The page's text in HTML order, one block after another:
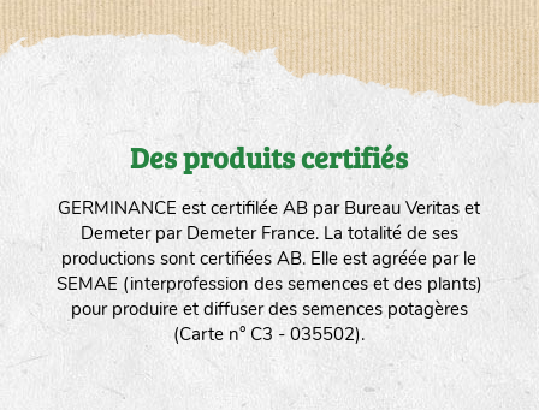
Des produits certifiés
GERMINANCE est certifilée AB par Bureau Veritas et
Demeter par Demeter France. La totalité de ses
productions sont certifiées AB. Elle est agréée par le
SEMAE (interprofession des semences et des plants)
pour produire et diffuser des semences potagères
(Carte n° C3 - 035502).